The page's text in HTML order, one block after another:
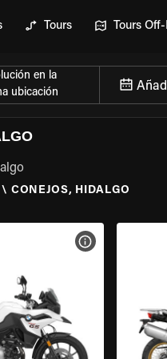
Tours Tours
en la
ubicación
\ CONEJOS, HIDALGO
MOTO VER